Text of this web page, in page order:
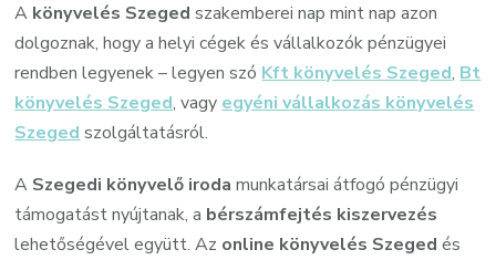
A könyvelés Szeged szakemberei nap mint nap azon
dolgoznak, hogy a helyi cégek és vállalkozók pénzügyei
rendben legyenek – legyen szó Kft könyvelés Szeged, Bt
könyvelés Szeged, vagy egyéni vállalkozás könyvelés
Szeged szolgáltatásról.
A Szegedi könyvelő iroda munkatársai átfogó pénzügyi
támogatást nyújtanak, a bérszámfejtés kiszervezés
lehetőségével együtt. Az online könyvelés Szeged és